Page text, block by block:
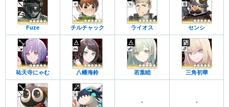
Fuze チルチャック ライオス センシ
祐天寺にゃむ 八幡海鈴 若葉睦 三角初華
- -